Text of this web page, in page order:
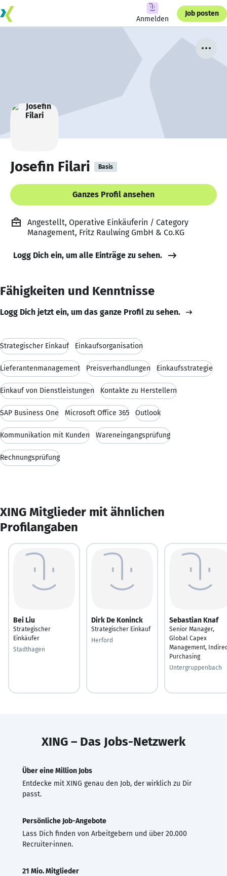
Anmelden
Job posten
Josefin Filari Basis
Ganzes Profil ansehen
Angestellt, Operative Einkäuferin / Category
Management, Fritz Raulwing GmbH & Co.KG
Logg Dich ein, um alle Einträge zu sehen.
Fähigkeiten und Kenntnisse
Logg Dich jetzt ein, um das ganze Profil zu sehen.
Strategischer Einkauf Einkaufsorganisation
Lieferantenmanagement Preisverhandlungen Einkaufsstrategie
Einkauf von Dienstleistungen Kontakte zu Herstellern
SAP Business One Microsoft Office 365 Outlook
Kommunikation mit Kunden Wareneingangsprüfung
Rechnungsprüfung
XING Mitglieder mit ähnlichen
Profilangaben
Bei Liu
Strategischer
Einkäufer
Stadthagen
Dirk De Koninck
Strategischer Einkauf
Herford
Sebastian Knaf
Senior Manager,
Global Capex
Management,
Purchasing
Untergruppenbach
XING – Das Jobs-Netzwerk
Über eine Million Jobs
Entdecke mit XING genau den Job, der wirklich zu Dir
passt.
Persönliche Job-Angebote
Lass Dich finden von Arbeitgebern und über 20.000
Recruiter·innen.
21 Mio. Mitglieder